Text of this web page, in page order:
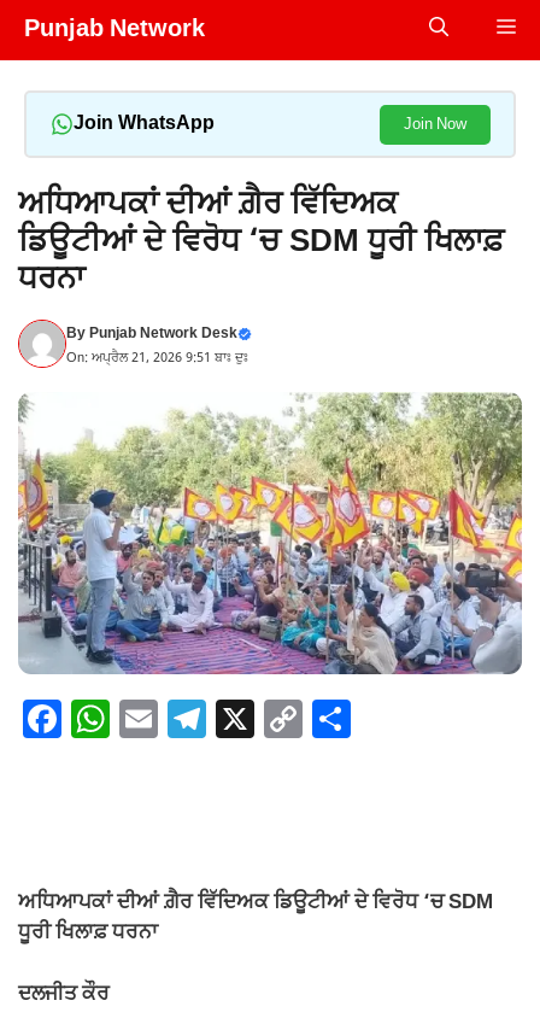
Skip
Punjab Network
Join WhatsApp Join Now
ਅਧਿਆਪਕਾਂ ਦੀਆਂ ਗ਼ੈਰ ਵਿੱਦਿਅਕ
ਡਿਊਟੀਆਂ ਦੇ ਵਿਰੋਧ ‘ਚ SDM ਧੂਰੀ ਖਿਲਾਫ਼
ਧਰਨਾ
ByPunjab Network Desk
On: ਅਪ੍ਰੈਲ 21, 2026 9:51 ਬਾਃ ਦੁਃ
F
o
o
k
W
p
p
E T
m
X C
n
ਅਧਿਆਪਕਾਂ ਦੀਆਂ ਗ਼ੈਰ ਵਿੱਦਿਅਕ ਡਿਊਟੀਆਂ ਦੇ ਵਿਰੋਧ ‘ਚ SDM
ਧੂਰੀ ਖਿਲਾਫ਼ ਧਰਨਾ
ਦਲਜੀਤ ਕੌਰ